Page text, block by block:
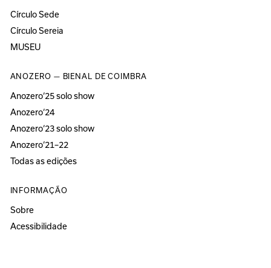
Círculo Sede
Círculo Sereia
MUSEU
ANOZERO — BIENAL DE COIMBRA
Anozero‘25 solo show
Anozero‘24
Anozero‘23 solo show
Anozero‘21–22
Todas as edições
INFORMAÇÃO
Sobre
Acessibilidade